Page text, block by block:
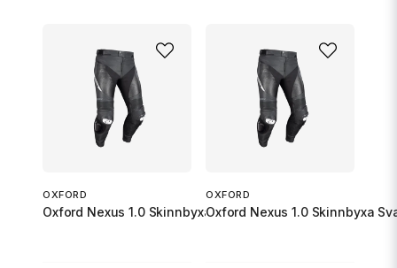
OXFORD
Oxford Nexus 1.0 Skinnbyxa Svart/Vit M/48
OXFORD
Oxford Nexus 1.0 Skinnbyxa